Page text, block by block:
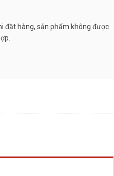
đặt hàng, sản phẩm không được